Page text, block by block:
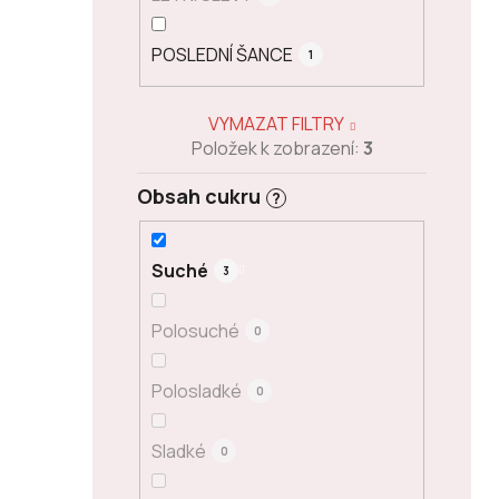
POSLEDNÍ ŠANCE 1
Obsah cukru ?
Suché 3
Polosuché 0
Polosladké 0
Sladké 0
VYMAZAT FILTRY
Položek k zobrazení: 3